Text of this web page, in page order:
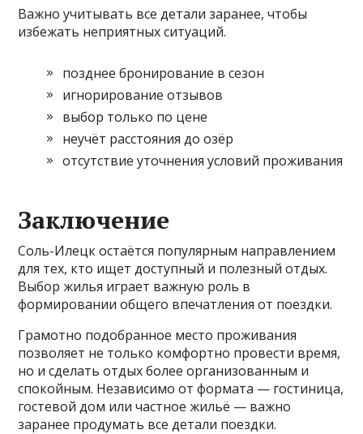
Важно учитывать все детали заранее, чтобы
избежать неприятных ситуаций.
позднее бронирование в сезон
игнорирование отзывов
выбор только по цене
неучёт расстояния до озёр
отсутствие уточнения условий проживания
Заключение
Соль-Илецк остаётся популярным направлением
для тех, кто ищет доступный и полезный отдых.
Выбор жилья играет важную роль в
формировании общего впечатления от поездки.
Грамотно подобранное место проживания
позволяет не только комфортно провести время,
но и сделать отдых более организованным и
спокойным. Независимо от формата — гостиница,
гостевой дом или частное жильё — важно
заранее продумать все детали поездки.